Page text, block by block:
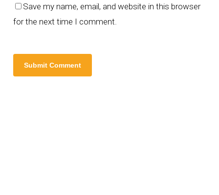
Save my name, email, and website in this browser
for the next time I comment.